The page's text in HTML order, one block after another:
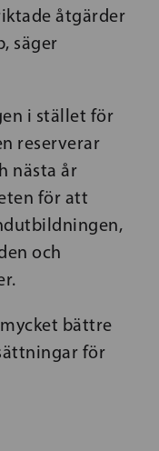
åtgärder
säger
i stället för
reserverar
nästa år
för att
och
bättre
för